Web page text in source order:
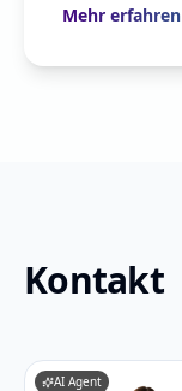
Mehr erfahren
Kontakt
AI Agent